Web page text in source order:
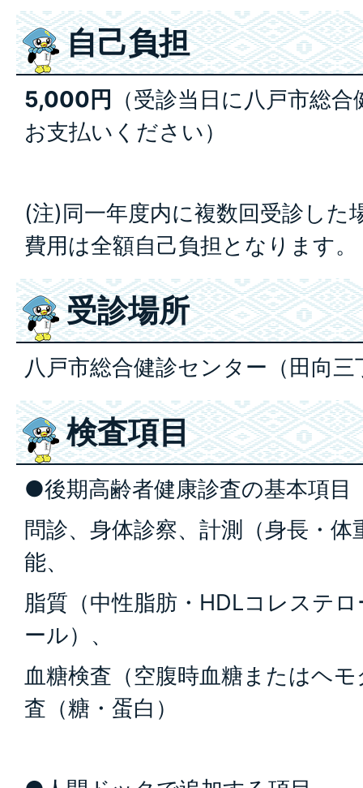
自己負担
5,000円
（受診当日に八戸市総
お支払いください）
(注)同一年度内に複数回受診した
費用は全額自己負担となります。
受診場所
八戸市総合健診センター（田向
検査項目
●後期高齢者健康診査の基本項目
問診、身体診察、計測（身長・体
能、
脂質（中性脂肪・HDLコレステ
ール）、
血糖検査（空腹時血糖またはヘ
査（糖・蛋白）